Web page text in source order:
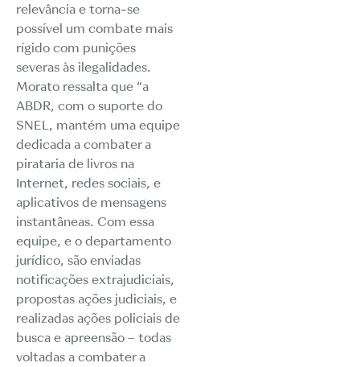
relevância e torna-se
possível um combate mais
rígido com punições
severas às ilegalidades.
Morato ressalta que “a
ABDR, com o suporte do
SNEL, mantém uma equipe
dedicada a combater a
pirataria de livros na
Internet, redes sociais, e
aplicativos de mensagens
instantâneas. Com essa
equipe, e o departamento
jurídico, são enviadas
notificações extrajudiciais,
propostas ações judiciais, e
realizadas ações policiais de
busca e apreensão – todas
voltadas a combater a